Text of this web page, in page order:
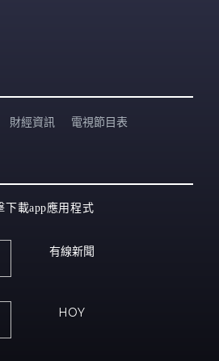
財經資訊 電視節目表
下載app應用程式
有線新聞
HOY